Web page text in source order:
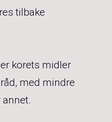
tilbake
korets midler
med mindre